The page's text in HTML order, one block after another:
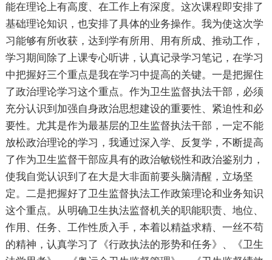
能在理论上有高度、在工作上有深度。这次课程即安排了
基础理论知识，也安排了具体的业务操作。我为使这次学
习能够有所收获，达到学有所用、用有所成、推动工作，
学习期间除了上课专心听讲，认真记录学习笔记，在学习
中把握好三个重点是我在学习中提高的关键。一是把握住
了政治理论学习这个重点。作为卫生监督执法干部，必须
充分认识到加强自身政治思想建设的重要性、紧迫性和必
要性。尤其是作为最基层的卫生监督执法干部，一定不能
放松政治理论的学习，我通过深入学、反复学，不断提高
了作为卫生监督干部应具有的政治敏锐性和政治鉴别力，
使我自觉认识到了在大是大非面前要头脑清醒，立场坚
定。二是把握好了卫生监督执法工作政策理论和业务知识
这个重点。从明确卫生执法监督机关的职能职责、地位、
作用、任务、工作性质入手，本着以精益求精、一丝不苟
的精神，认真学习了《行政执法的形势和任务》、《卫生